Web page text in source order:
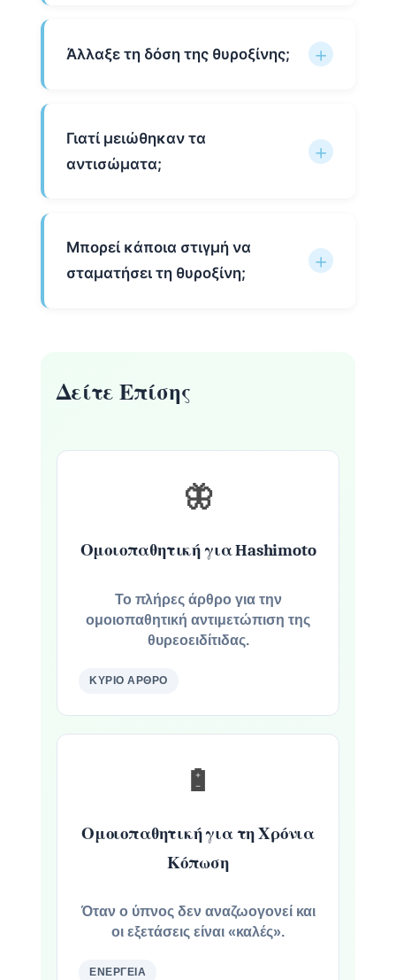
Άλλαξε τη δόση της θυροξίνης;
Γιατί μειώθηκαν τα
αντισώματα;
Μπορεί κάποια στιγμή να
σταματήσει τη θυροξίνη;
Δείτε Επίσης
🦋
Ομοιοπαθητική για Hashimoto
Το πλήρες άρθρο για την
ομοιοπαθητική αντιμετώπιση της
θυρεοειδίτιδας.
ΚΎΡΙΟ ΆΡΘΡΟ
🔋
Ομοιοπαθητική για τη Χρόνια
Κόπωση
Όταν ο ύπνος δεν αναζωογονεί και
οι εξετάσεις είναι «καλές».
ΕΝΈΡΓΕΙΑ